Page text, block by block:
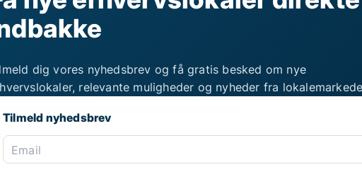
dig vores nyhedsbrev og få gratis besked om nye
relevante muligheder og nyheder fra
Tilmeld nyhedsbrev
Email